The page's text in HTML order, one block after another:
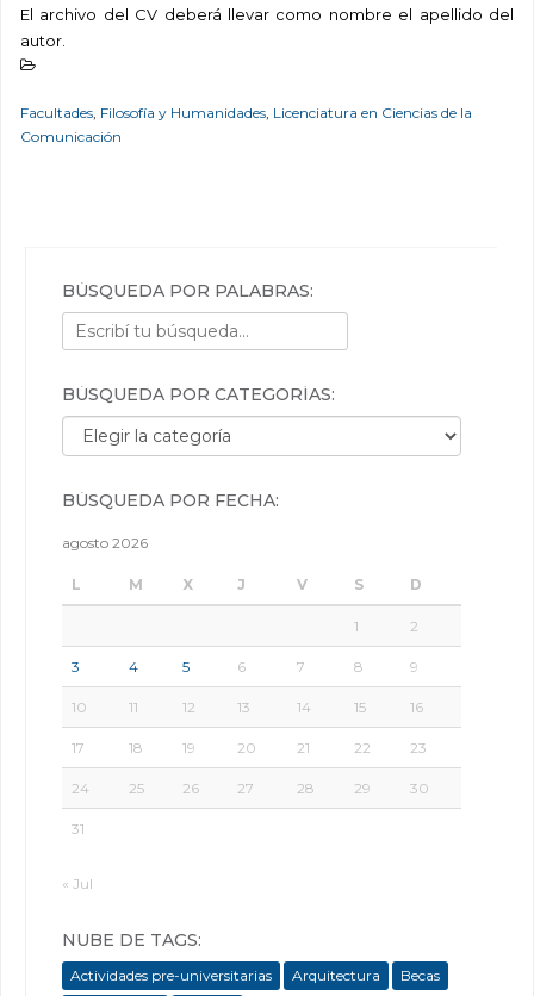
El archivo del CV deberá llevar como nombre el apellido del
autor.
Facultades, Filosofía y Humanidades, Licenciatura en Ciencias de la
Comunicación
BÚSQUEDA POR PALABRAS:
BÚSQUEDA POR CATEGORÍAS:
Búsqueda por categorías:
BÚSQUEDA POR FECHA:
agosto 2026
L M X J V S D
1 2
3 4 5 6 7 8 9
10 11 12 13 14 15 16
17 18 19 20 21 22 23
24 25 26 27 28 29 30
31
« Jul
NUBE DE TAGS:
Actividades pre-universitarias Arquitectura
Becas